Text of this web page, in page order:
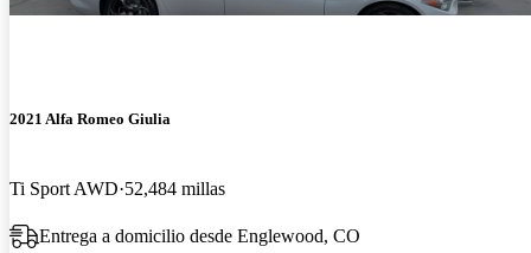
2021 Alfa Romeo Giulia
Ti Sport AWD 52,484 millas
Entrega a domicilio desde Englewood, CO